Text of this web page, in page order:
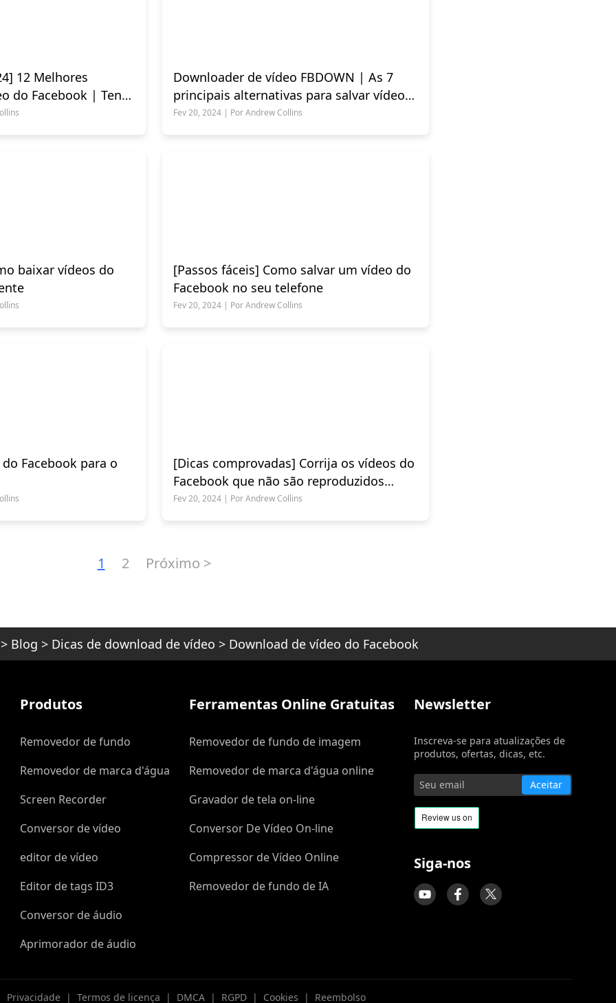
12 Melhores
do Facebook | Tente
Downloader de vídeo FBDOWN | As 7
principais alternativas para salvar vídeos
do FB
Fev 20, 2024 | Por Andrew Collins
baixar vídeos do
[Passos fáceis] Como salvar um vídeo do
Facebook no seu telefone
Fev 20, 2024 | Por Andrew Collins
Facebook para o
[Dicas comprovadas] Corrija os vídeos do
Facebook que não são reproduzidos
instantaneamente
Fev 20, 2024 | Por Andrew Collins
1 2 Próximo >
> Blog > Dicas de download de vídeo > Download de vídeo do Facebook
Produtos
Removedor de fundo
Removedor de marca d'água
Screen Recorder
Conversor de vídeo
editor de vídeo
Editor de tags ID3
Conversor de áudio
Aprimorador de áudio
Ferramentas Online Gratuitas
Removedor de fundo de imagem
Removedor de marca d'água online
Gravador de tela on-line
Conversor De Vídeo On-line
Compressor de Vídeo Online
Removedor de fundo de IA
Newsletter
Inscreva-se para atualizações de
produtos, ofertas, dicas, etc.
Aceitar
Siga-nos
Privacidade| Termos de licença | DMCA| RGPD| Cookies | Reembolso